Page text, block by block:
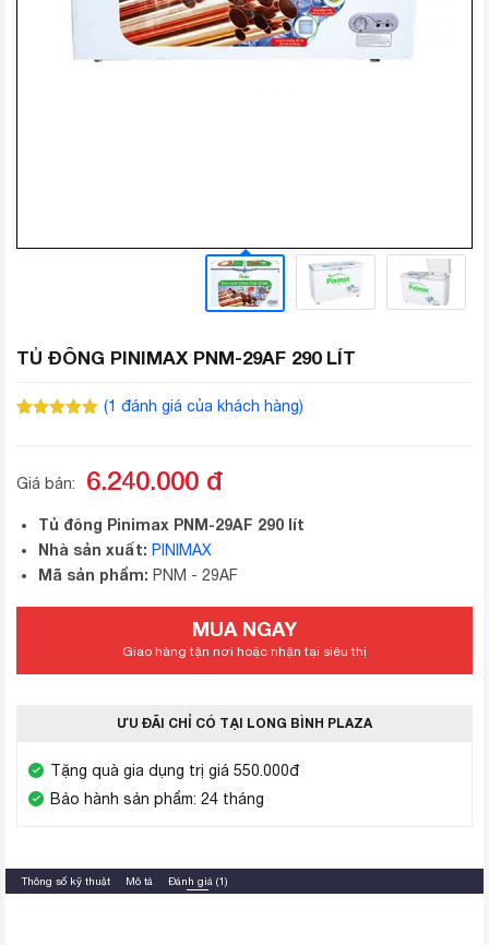
TỦ ĐÔNG PINIMAX PNM-29AF 290 LÍT
(1 đánh giá của khách hàng)
Giá bán: 6.240.000 đ
Tủ đông Pinimax PNM-29AF 290 lít
Nhà sản xuất: PINIMAX
Mã sản phẩm: PNM - 29AF
MUA NGAY
Giao hàng tận nơi hoặc nhận tại siêu thị
ƯU ĐÃI CHỈ CÓ TẠI LONG BÌNH PLAZA
Tặng quà gia dụng trị giá 550.000đ
Bảo hành sản phẩm: 24 tháng
Thông số kỹ thuật Mô tả Đánh giá (1)